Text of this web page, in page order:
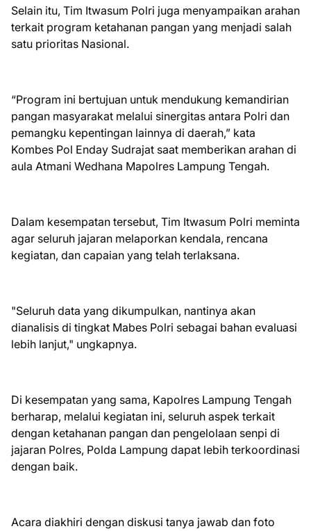
Selain itu, Tim Itwasum Polri juga menyampaikan arahan
terkait program ketahanan pangan yang menjadi salah
satu prioritas Nasional.
“Program ini bertujuan untuk mendukung kemandirian
pangan masyarakat melalui sinergitas antara Polri dan
pemangku kepentingan lainnya di daerah,” kata
Kombes Pol Enday Sudrajat saat memberikan arahan di
aula Atmani Wedhana Mapolres Lampung Tengah.
Dalam kesempatan tersebut, Tim Itwasum Polri meminta
agar seluruh jajaran melaporkan kendala, rencana
kegiatan, dan capaian yang telah terlaksana.
"Seluruh data yang dikumpulkan, nantinya akan
dianalisis di tingkat Mabes Polri sebagai bahan evaluasi
lebih lanjut," ungkapnya.
Di kesempatan yang sama, Kapolres Lampung Tengah
berharap, melalui kegiatan ini, seluruh aspek terkait
dengan ketahanan pangan dan pengelolaan senpi di
jajaran Polres, Polda Lampung dapat lebih terkoordinasi
dengan baik.
Acara diakhiri dengan diskusi tanya jawab dan foto